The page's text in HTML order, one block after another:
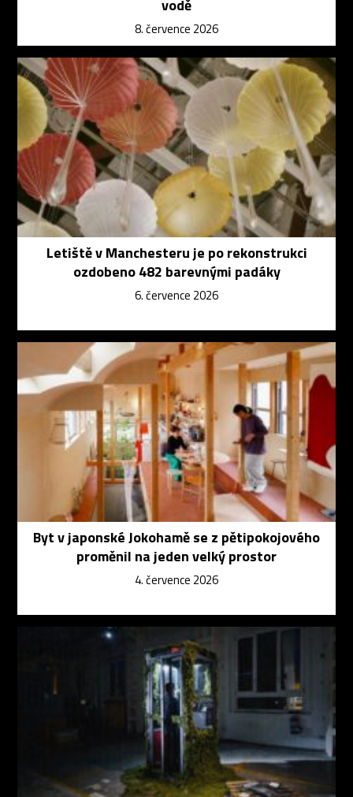
vodě
8. července 2026
Letiště v Manchesteru je po rekonstrukci
ozdobeno 482 barevnými padáky
6. července 2026
Byt v japonské Jokohamě se z pětipokojového
proměnil na jeden velký prostor
4. července 2026